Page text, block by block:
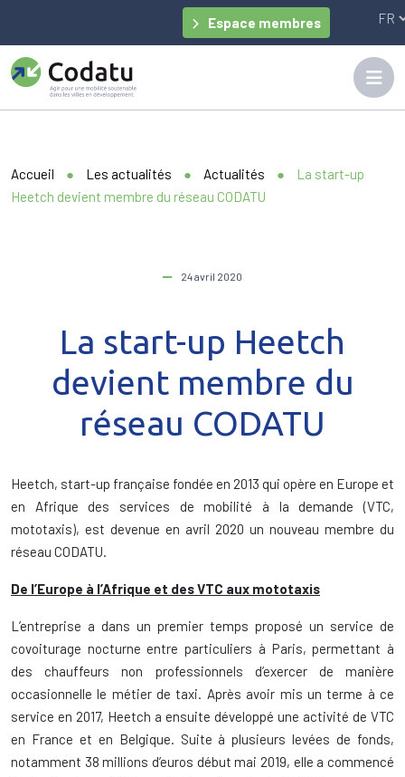
Espace membres
Accueil ● Les actualités ● Actualités ●
La start-up
Heetch devient membre du réseau CODATU
24 avril 2020
La start-up Heetch
devient membre du
réseau CODATU
Heetch, start-up française fondée en 2013 qui opère en Europe et
en Afrique des services de mobilité à la demande (VTC,
mototaxis), est devenue en avril 2020 un nouveau membre du
réseau CODATU.
De l’Europe à l’Afrique et des VTC aux mototaxis
L’entreprise a dans un premier temps proposé un service de
covoiturage nocturne entre particuliers à Paris, permettant à
des chauffeurs non professionnels d’exercer de manière
occasionnelle le métier de taxi. Après avoir mis un terme à ce
service en 2017, Heetch a ensuite développé une activité de VTC
en France et en Belgique. Suite à plusieurs levées de fonds,
notamment 38 millions d’euros début mai 2019, elle a commencé
Panneau de gestion des cookies